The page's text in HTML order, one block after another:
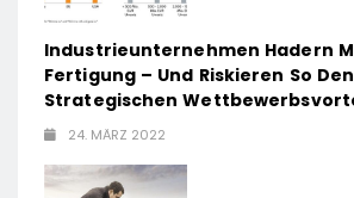
Industrieunternehmen Hadern
Fertigung – Und Riskieren So
Strategischen
24. MÄRZ 2022